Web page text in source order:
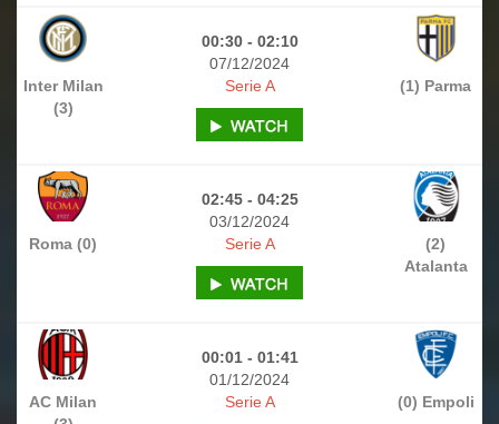
00:30 - 02:10
07/12/2024
Inter Milan
(3)
(1) Parma
Serie A
02:45 - 04:25
03/12/2024
Roma (0)
(2)
Atalanta
Serie A
00:01 - 01:41
01/12/2024
AC Milan
(0) Empoli
Serie A